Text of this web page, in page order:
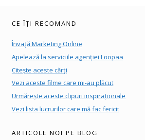
CE ÎȚI RECOMAND
Învață Marketing Online
Apelează la serviciile agenției Loopaa
Citește aceste cărți
Vezi aceste filme care mi-au plăcut
Urmărește aceste clipuri inspiraționale
Vezi lista lucrurilor care mă fac fericit
ARTICOLE NOI PE BLOG